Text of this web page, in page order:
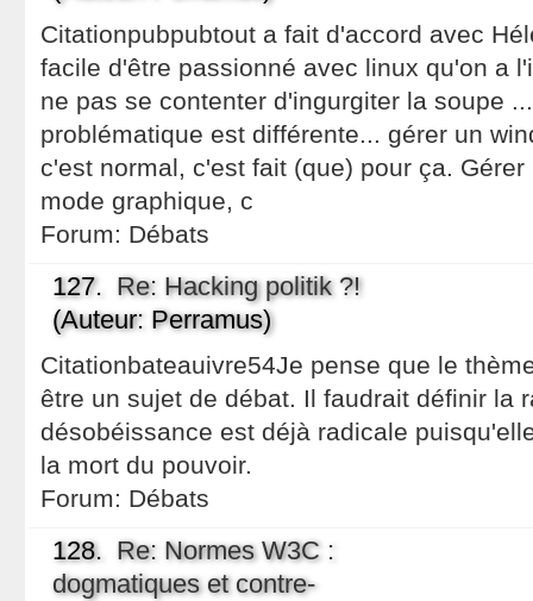
Citationpubpubtout a fait d'accord avec
facile d'être passionné avec linux qu'on a
ne pas se contenter d'ingurgiter la soupe
problématique est différente... gérer un
c'est normal, c'est fait (que) pour ça.
mode graphique, c
Forum: Débats
127. Re: Hacking politik ?!
(Auteur: Perramus)
Citationbateauivre54Je pense que le
être un sujet de débat. Il faudrait définir la
désobéissance est déjà radicale
la mort du pouvoir.
Forum: Débats
128. Re: Normes W3C :
dogmatiques et contre-